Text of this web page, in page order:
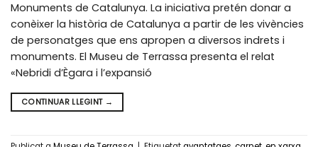
Monuments de Catalunya. La iniciativa pretén donar a
conèixer la història de Catalunya a partir de les vivències
de personatges que ens apropen a diversos indrets i
monuments. El Museu de Terrassa presenta el relat
«Nebridi d’Ègara i l’expansió
CONTINUAR LLEGINT →